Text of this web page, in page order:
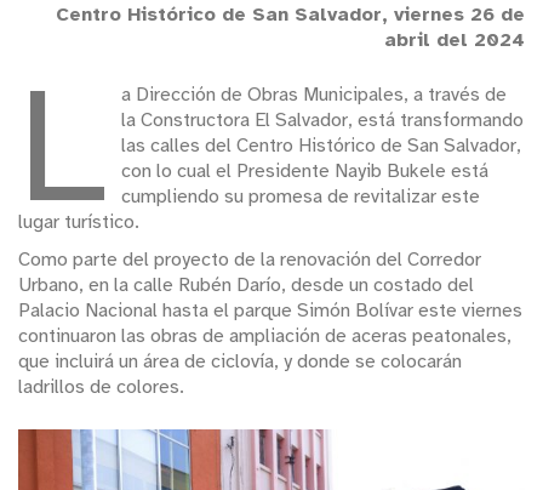
Centro Histórico de San Salvador, viernes 26 de
abril del 2024
L
a Dirección de Obras Municipales, a través de
la Constructora El Salvador, está transformando
las calles del Centro Histórico de San Salvador,
con lo cual el Presidente Nayib Bukele está
cumpliendo su promesa de revitalizar este
lugar turístico.
Como parte del proyecto de la renovación del Corredor
Urbano, en la calle Rubén Darío, desde un costado del
Palacio Nacional hasta el parque Simón Bolívar este viernes
continuaron las obras de ampliación de aceras peatonales,
que incluirá un área de ciclovía, y donde se colocarán
ladrillos de colores.